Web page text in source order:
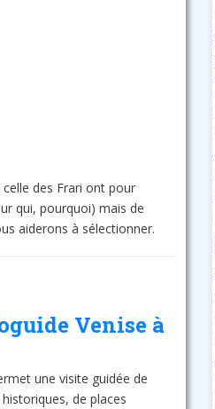
des Frari ont pour
qui, pourquoi) mais de
aiderons à sélectionner.
Venise à
une visite guidée de
de places